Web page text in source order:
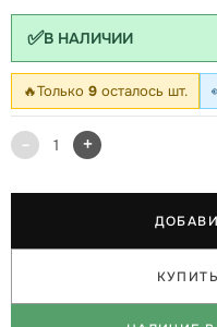
✅В НАЛИЧИИ
🔥Только 9 осталось шт.
- 1 +